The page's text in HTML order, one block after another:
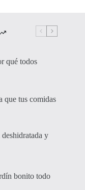
qué todos
que tus comidas
y
bonito todo